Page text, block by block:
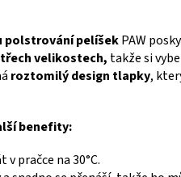
polstrování pelíšekPAW
velikostech, takže si
roztomilý design tlapky,
benefity:
pračce na 30°C.